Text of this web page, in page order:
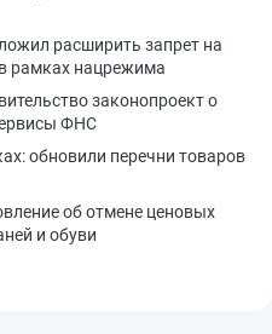
расширить запрет на
рамках нацрежима
законопроект о
ФНС
обновили перечни товаров
об отмене ценовых
и обуви